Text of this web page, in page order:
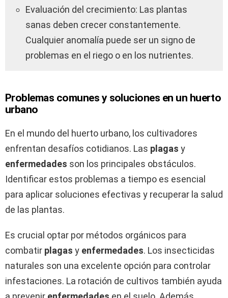
Evaluación del crecimiento: Las plantas
sanas deben crecer constantemente.
Cualquier anomalía puede ser un signo de
problemas en el riego o en los nutrientes.
Problemas comunes y soluciones en un huerto
urbano
En el mundo del huerto urbano, los cultivadores
enfrentan desafíos cotidianos. Las plagas y
enfermedades son los principales obstáculos.
Identificar estos problemas a tiempo es esencial
para aplicar soluciones efectivas y recuperar la salud
de las plantas.
Es crucial optar por métodos orgánicos para
combatir plagas y enfermedades. Los insecticidas
naturales son una excelente opción para controlar
infestaciones. La rotación de cultivos también ayuda